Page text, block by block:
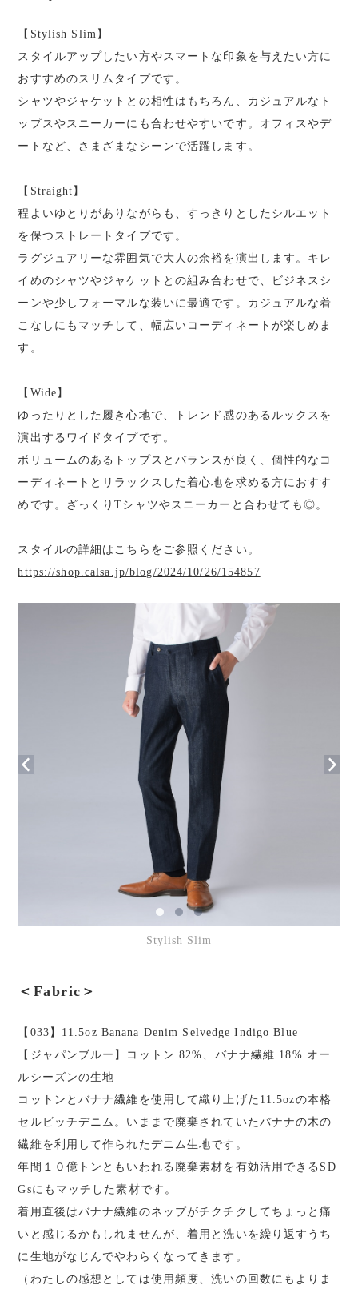
【Stylish Slim】
スタイルアップしたい方やスマートな印象を与えたい方に
おすすめのスリムタイプです。
シャツやジャケットとの相性はもちろん、カジュアルなト
ップスやスニーカーにも合わせやすいです。オフィスやデ
ートなど、さまざまなシーンで活躍します。
【Straight】
程よいゆとりがありながらも、すっきりとしたシルエット
を保つストレートタイプです。
ラグジュアリーな雰囲気で大人の余裕を演出します。キレ
イめのシャツやジャケットとの組み合わせで、ビジネスシ
ーンや少しフォーマルな装いに最適です。カジュアルな着
こなしにもマッチして、幅広いコーディネートが楽しめま
す。
【Wide】
ゆったりとした履き心地で、トレンド感のあるルックスを
演出するワイドタイプです。
ボリュームのあるトップスとバランスが良く、個性的なコ
ーディネートとリラックスした着心地を求める方におすす
めです。ざっくりTシャツやスニーカーと合わせても◎。
スタイルの詳細はこちらをご参照ください。
https://shop.calsa.jp/blog/2024/10/26/154857
Stylish Slim
＜Fabric＞
【033】11.5oz Banana Denim Selvedge Indigo Blue
【ジャパンブルー】コットン 82%、バナナ繊維 18% オー
ルシーズンの生地
コットンとバナナ繊維を使用して織り上げた11.5ozの本格
セルビッチデニム。いままで廃棄されていたバナナの木の
繊維を利用して作られたデニム生地です。
年間１０億トンともいわれる廃棄素材を有効活用できるSD
Gsにもマッチした素材です。
着用直後はバナナ繊維のネップがチクチクしてちょっと痛
いと感じるかもしれませんが、着用と洗いを繰り返すうち
に生地がなじんでやわらくなってきます。
（わたしの感想としては使用頻度、洗いの回数にもよりま